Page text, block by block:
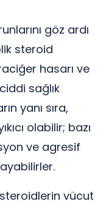
göz ardı
steroid
hasarı ve
sağlık
yanı sıra,
olabilir; bazı
ve agresif
vücut